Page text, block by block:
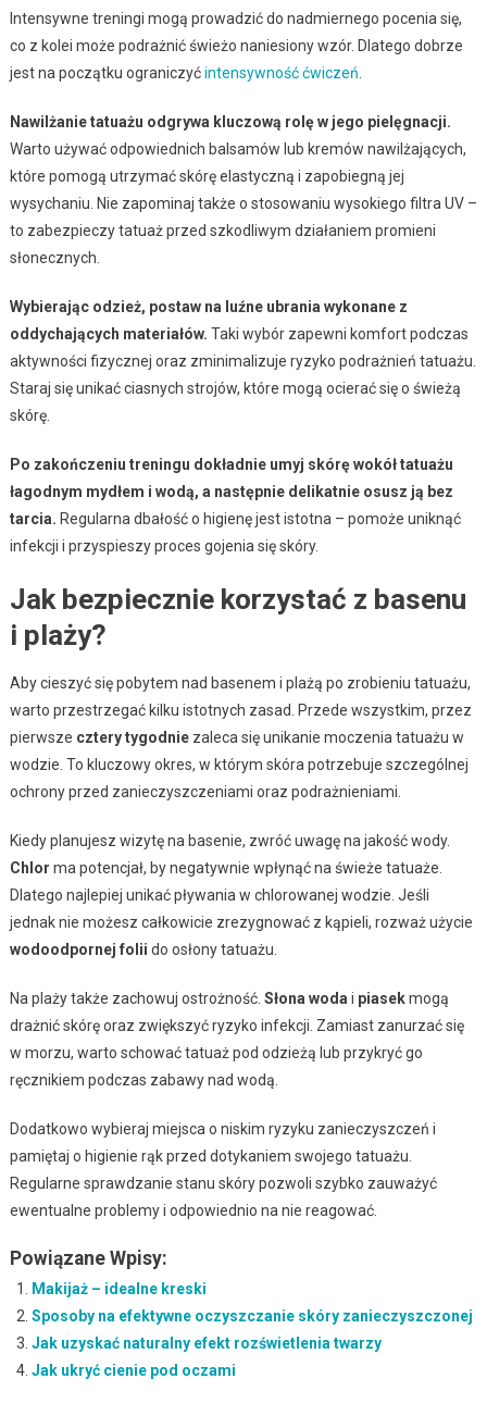
Intensywne treningi mogą prowadzić do nadmiernego pocenia się,
co z kolei może podrażnić świeżo naniesiony wzór. Dlatego dobrze
jest na początku ograniczyćintensywność ćwiczeń
Nawilżanie tatuażu odgrywa kluczową rolę w jego pielęgnacji.
Warto używać odpowiednich balsamów lub kremów nawilżających,
które pomogą utrzymać skórę elastyczną i zapobiegną jej
wysychaniu. Nie zapominaj także o stosowaniu wysokiego filtra UV –
to zabezpieczy tatuaż przed szkodliwym działaniem promieni
słonecznych.
Wybierając odzież, postaw na luźne ubrania wykonane z
oddychających materiałów. Taki wybór zapewni komfort podczas
aktywności fizycznej oraz zminimalizuje ryzyko podrażnień tatuażu.
Staraj się unikać ciasnych strojów, które mogą ocierać się o świeżą
skórę.
Po zakończeniu treningu dokładnie umyj skórę wokół tatuażu
łagodnym mydłem i wodą, a następnie delikatnie osusz ją bez
tarcia. Regularna dbałość o higienę jest istotna – pomoże uniknąć
infekcji i przyspieszy proces gojenia się skóry.
Jak bezpiecznie korzystać z basenu
i plaży?
Aby cieszyć się pobytem nad basenem i plażą po zrobieniu tatuażu,
warto przestrzegać kilku istotnych zasad. Przede wszystkim, przez
pierwsze cztery tygodniezaleca się unikanie moczenia tatuażu w
wodzie. To kluczowy okres, w którym skóra potrzebuje szczególnej
ochrony przed zanieczyszczeniami oraz podrażnieniami.
Kiedy planujesz wizytę na basenie, zwróć uwagę na jakość wody.
Chlor ma potencjał, by negatywnie wpłynąć na świeże tatuaże.
Dlatego najlepiej unikać pływania w chlorowanej wodzie. Jeśli
jednak nie możesz całkowicie zrezygnować z kąpieli, rozważ użycie
wodoodpornej folii do osłony tatuażu.
Na plaży także zachowuj ostrożność. Słona woda i piasekmogą
drażnić skórę oraz zwiększyć ryzyko infekcji. Zamiast zanurzać się
w morzu, warto schować tatuaż pod odzieżą lub przykryć go
ręcznikiem podczas zabawy nad wodą.
Dodatkowo wybieraj miejsca o niskim ryzyku zanieczyszczeń i
pamiętaj o higienie rąk przed dotykaniem swojego tatuażu.
Regularne sprawdzanie stanu skóry pozwoli szybko zauważyć
ewentualne problemy i odpowiednio na nie reagować.
Powiązane Wpisy:
Makijaż – idealne kreski
Sposoby na efektywne oczyszczanie skóry zanieczyszczonej
Jak uzyskać naturalny efekt rozświetlenia twarzy
Jak ukryć cienie pod oczami